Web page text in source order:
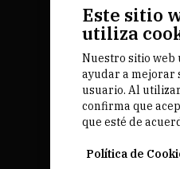
Este sitio
utiliza
Nuestro sitio web
ayudar a mejorar
usuario. Al
confirma que
que esté de
Política de
RNAAT
by
Fundado por